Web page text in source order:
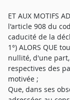
ET AUX MOTIFS
l'article 908 du
caducité de la
1°) ALORS QUE
nullité, d'une
respectives des
motivée ;
Que, dans ses